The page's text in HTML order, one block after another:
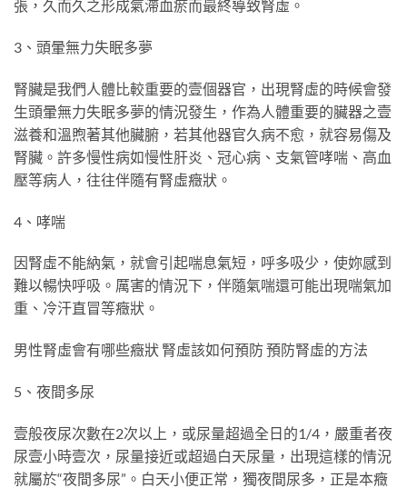
張，久而久之形成氣滯血瘀而最終導致腎虛。
3、頭暈無力失眠多夢
腎臟是我們人體比較重要的壹個器官，出現腎虛的時候會發
生頭暈無力失眠多夢的情況發生，作為人體重要的臟器之壹
滋養和溫煦著其他臟腑，若其他器官久病不愈，就容易傷及
腎臟。許多慢性病如慢性肝炎、冠心病、支氣管哮喘、高血
壓等病人，往往伴隨有腎虛癥狀。
4、哮喘
因腎虛不能納氣，就會引起喘息氣短，呼多吸少，使妳感到
難以暢快呼吸。厲害的情況下，伴隨氣喘還可能出現喘氣加
重、冷汗直冒等癥狀。
男性腎虛會有哪些癥狀 腎虛該如何預防 預防腎虛的方法
5、夜間多尿
壹般夜尿次數在2次以上，或尿量超過全日的1/4，嚴重者夜
尿壹小時壹次，尿量接近或超過白天尿量，出現這樣的情況
就屬於“夜間多尿”。白天小便正常，獨夜間尿多，正是本癥